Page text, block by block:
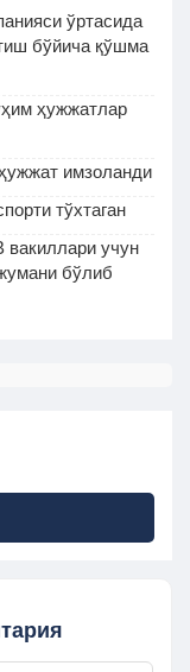
ўртасида
бўйича қўшма
ҳужжатлар
имзоланди
тўхтаган
учун
бўлиб